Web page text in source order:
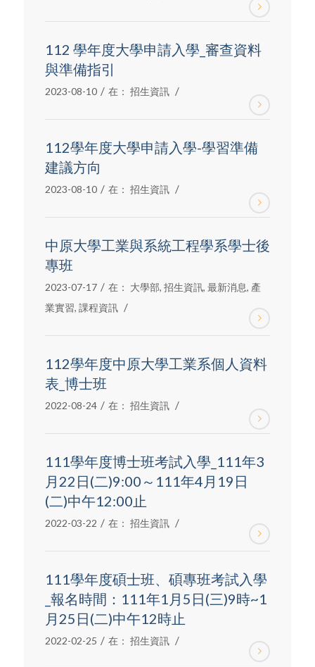
112 學年度大學申請入學_審查資料
與準備指引
2023-08-10 / 在： 招生資訊 /
112學年度大學申請入學-學習準備
建議方向
2023-08-10 / 在： 招生資訊 /
中原大學工業與系統工程學系學士後
專班
2023-07-17 / 在： 大學部, 招生資訊, 最新消息, 產
業實習, 課程資訊 /
112學年度中原大學工業系個人資料
表_博士班
2022-08-24 / 在： 招生資訊 /
111學年度博士班考試入學_111年3
月22日(二)9:00～111年4月19日
(二)中午12:00止
2022-03-22 / 在： 招生資訊 /
111學年度碩士班、碩專班考試入學
_報名時間：111年1月5日(三)9時~1
月25日(二)中午12時止
2022-02-25 / 在： 招生資訊 /